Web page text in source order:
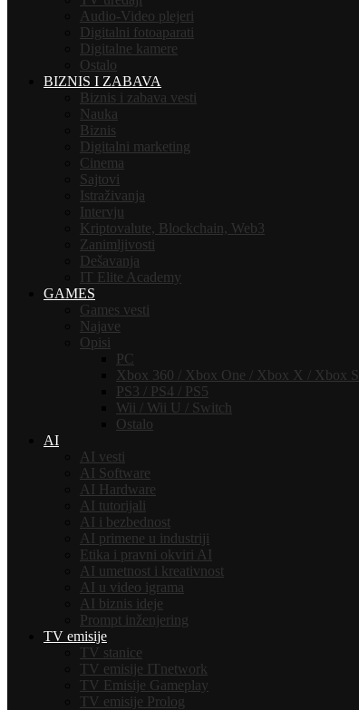
Audio-Video plejeri
Digitalni fotoaparati
Digitalne kamere
Ostalo
BIZNIS I ZABAVA
Biznis i zabava vesti
Nauka
Biznis
Digitalni marketing
Cinema
Sajtovi
Istraživanja
Intervju
Kriptovalute, Blockchain, Web3
Zanimljivosti
Dešavanja
IT Elite Academy
GAMES
Games vesti
Najave
Opisi
PC
Xbox 360 / Xbox One / Xbox X / Xbox S
PS3 / PS4 / PS5
Wii / Wii U / Switch
Ostalo
AI
AI vesti
AI Software
AI Hardware
AI tutorijali
AI i bezbednost
AI primene u industriji
Etika i pravni okviri AI
AI umetnost i kreativnost
AI u video igrama
AI biznis ideje
Prompt inženjering
TV emisije
TV stanice
TV emisije ITnetwork
TV Emisije Gameplay
TV emisije Prolog